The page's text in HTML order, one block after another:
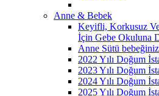
Anne & Bebek
Keyifli, Korkusuz
İçin Gebe Okuluna
Anne Sütü
2022 Yılı Doğum
2023 Yılı Doğum
2024 Yılı Doğum
2025 Yılı Doğum